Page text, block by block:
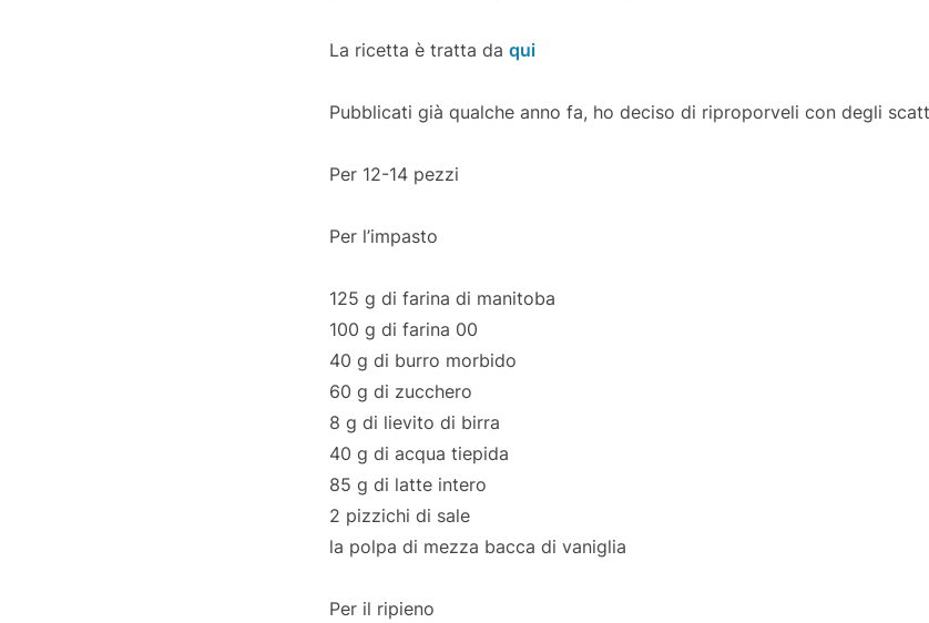
La ricetta è tratta da qui
Pubblicati già qualche anno fa, ho deciso di riproporveli con degli
Per 12-14 pezzi
Per l’impasto
125 g di farina di manitoba
100 g di farina 00
40 g di burro morbido
60 g di zucchero
8 g di lievito di birra
40 g di acqua tiepida
85 g di latte intero
2 pizzichi di sale
la polpa di mezza bacca di vaniglia
Per il ripieno